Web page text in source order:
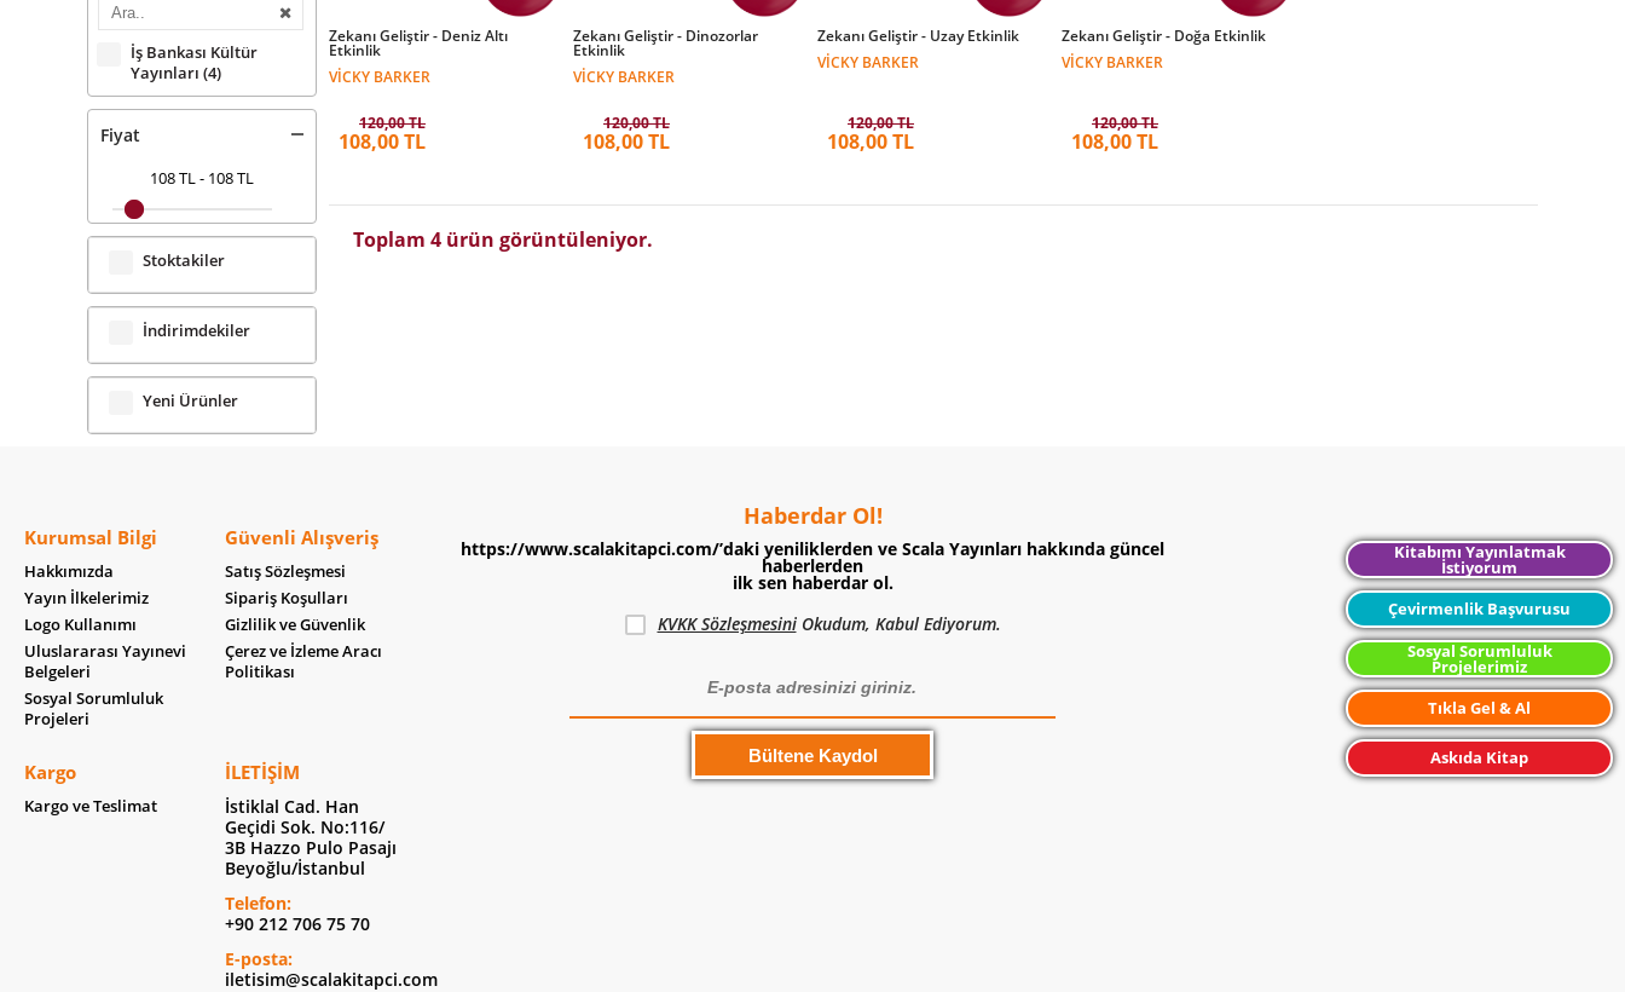
İş Bankası Kültür
Yayınları (4)
Fiyat
108 TL- 108 TL
Stoktakiler
İndirimdekiler
Yeni Ürünler
Zekanı Geliştir - Deniz Altı
Etkinlik
VICKY BARKER
120,00 TL
108,00 TL
Zekanı Geliştir - Dinozorlar
Etkinlik
VICKY BARKER
120,00 TL
108,00 TL
Zekanı Geliştir - Uzay Etkinlik
VICKY BARKER
120,00 TL
108,00 TL
Zekanı Geliştir - Doğa Etkinlik
VICKY BARKER
120,00 TL
108,00 TL
Toplam 4 ürün görüntüleniyor.
Kurumsal Bilgi
Hakkımızda
Yayın İlkelerimiz
Logo Kullanımı
Uluslararası Yayınevi
Belgeleri
Sosyal Sorumluluk
Projeleri
Güvenli Alışveriş
Satış Sözleşmesi
Sipariş Koşulları
Gizlilik ve Güvenlik
Çerez ve İzleme Aracı
Politikası
Kargo
Kargo ve Teslimat
İLETIŞIM
İstiklal Cad. Han
Geçidi Sok. No:116/
3B Hazzo Pulo Pasajı
Beyoğlu/İstanbul
Telefon:
+90 212 706 75 70
E-posta:
iletisim@scalakitapci.com
Haberdar Ol!
https://www.scalakitapci.com/’daki yeniliklerden ve Scala Yayınları hakkında güncel
haberlerden
ilk sen haberdar ol.
KVKK SözleşmesiniOkudum, Kabul Ediyorum.
Kitabımı Yayınlatmak
İstiyorum
Çevirmenlik Başvurusu
Sosyal Sorumluluk
Projelerimiz
Tıkla Gel & Al
Askıda Kitap